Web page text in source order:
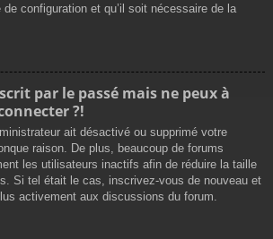
configuration et qu’il soit nécessaire de la
par le passé mais ne peux à
?!
ait désactivé ou supprimé votre
raison. De plus, beaucoup de forums
les utilisateurs inactifs afin de réduire la taille
Si tel était le cas, inscrivez-vous de nouveau et
activement aux discussions du forum.